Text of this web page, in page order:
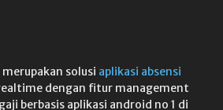
solusi aplikasi absensi
dengan fitur management
berbasis aplikasi android no 1 di